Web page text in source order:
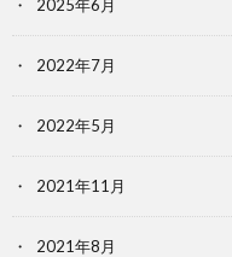
2025年6月
2022年7月
2022年5月
2021年11月
2021年8月